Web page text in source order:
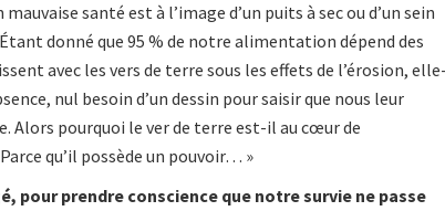
santé est à l’image d’un puits à sec ou d’un sein
donné que 95 % de notre alimentation dépend des
avec les vers de terre sous les effets de l’érosion, elle-
nul besoin d’un dessin pour saisir que nous leur
Alors pourquoi le ver de terre est-il au cœur de
qu’il possède un pouvoir… »
pour prendre conscience que notre survie ne passe